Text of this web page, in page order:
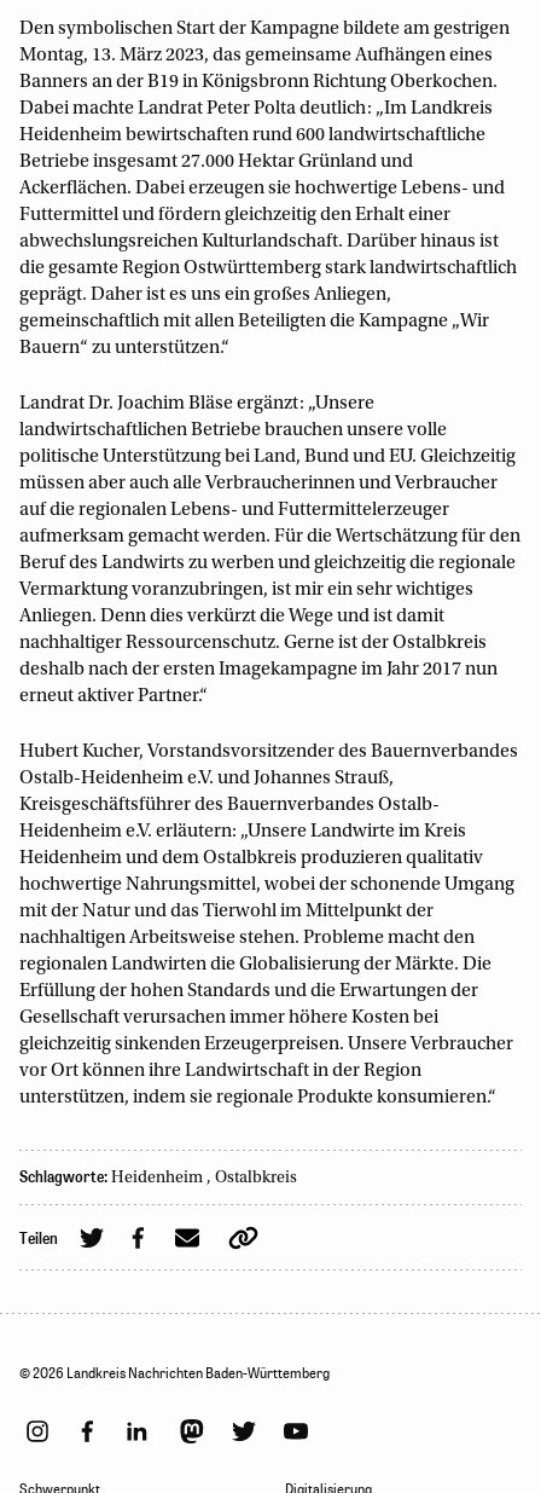
Den symbolischen Start der Kampagne bildete am gestrigen
Montag, 13. März 2023, das gemeinsame Aufhängen eines
Banners an der B19 in Königsbronn Richtung Oberkochen.
Dabei machte Landrat Peter Polta deutlich: „Im Landkreis
Heidenheim bewirtschaften rund 600 landwirtschaftliche
Betriebe insgesamt 27.000 Hektar Grünland und
Ackerflächen. Dabei erzeugen sie hochwertige Lebens- und
Futtermittel und fördern gleichzeitig den Erhalt einer
abwechslungsreichen Kulturlandschaft. Darüber hinaus ist
die gesamte Region Ostwürttemberg stark landwirtschaftlich
geprägt. Daher ist es uns ein großes Anliegen,
gemeinschaftlich mit allen Beteiligten die Kampagne „Wir
Bauern“ zu unterstützen.“
Landrat Dr. Joachim Bläse ergänzt: „Unsere
landwirtschaftlichen Betriebe brauchen unsere volle
politische Unterstützung bei Land, Bund und EU. Gleichzeitig
müssen aber auch alle Verbraucherinnen und Verbraucher
auf die regionalen Lebens- und Futtermittelerzeuger
aufmerksam gemacht werden. Für die Wertschätzung für den
Beruf des Landwirts zu werben und gleichzeitig die regionale
Vermarktung voranzubringen, ist mir ein sehr wichtiges
Anliegen. Denn dies verkürzt die Wege und ist damit
nachhaltiger Ressourcenschutz. Gerne ist der Ostalbkreis
deshalb nach der ersten Imagekampagne im Jahr 2017 nun
erneut aktiver Partner.“
Hubert Kucher, Vorstandsvorsitzender des Bauernverbandes
Ostalb-Heidenheim e.V. und Johannes Strauß,
Kreisgeschäftsführer des Bauernverbandes Ostalb-
Heidenheim e.V. erläutern: „Unsere Landwirte im Kreis
Heidenheim und dem Ostalbkreis produzieren qualitativ
hochwertige Nahrungsmittel, wobei der schonende Umgang
mit der Natur und das Tierwohl im Mittelpunkt der
nachhaltigen Arbeitsweise stehen. Probleme macht den
regionalen Landwirten die Globalisierung der Märkte. Die
Erfüllung der hohen Standards und die Erwartungen der
Gesellschaft verursachen immer höhere Kosten bei
gleichzeitig sinkenden Erzeugerpreisen. Unsere Verbraucher
vor Ort können ihre Landwirtschaft in der Region
unterstützen, indem sie regionale Produkte konsumieren.“
Schlagworte: Heidenheim , Ostalbkreis
Teilen
Schwerpunkt Digitalisierung
© 2026 Landkreis Nachrichten Baden-Württemberg